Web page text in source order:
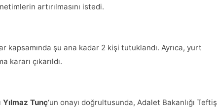
artırılmasını istedi.
kapsamında şu ana kadar 2 kişi tutuklandı. Ayrıca, yurt
kararı çıkarıldı.
Yılmaz Tunç‘un onayı doğrultusunda, Adalet Bakanlığı Teftiş